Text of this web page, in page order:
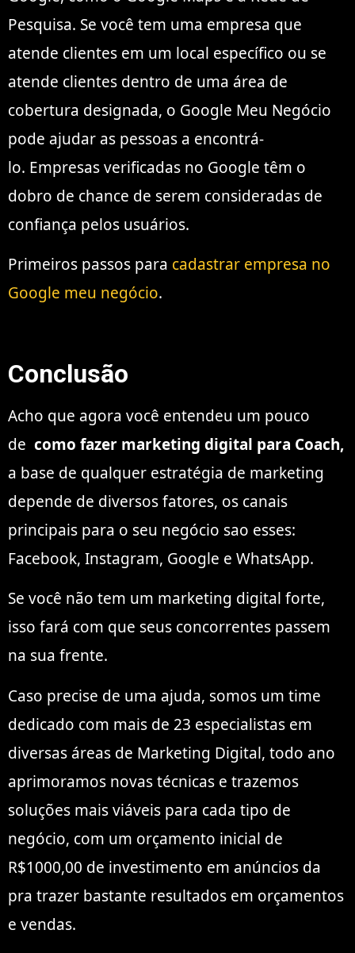
Pesquisa. Se você tem uma empresa que
atende clientes em um local específico ou se
atende clientes dentro de uma área de
cobertura designada, o Google Meu Negócio
pode ajudar as pessoas a encontrá-
lo. Empresas verificadas no Google têm o
dobro de chance de serem consideradas de
confiança pelos usuários.
Primeiros passos para cadastrar empresa no
Google meu negócio.
Conclusão
Acho que agora você entendeu um pouco
de como fazer marketing digital para Coach,
a base de qualquer estratégia de marketing
depende de diversos fatores, os canais
principais para o seu negócio sao esses:
Facebook, Instagram, Google e WhatsApp.
Se você não tem um marketing digital forte,
isso fará com que seus concorrentes passem
na sua frente.
Caso precise de uma ajuda, somos um time
dedicado com mais de 23 especialistas em
diversas áreas de Marketing Digital, todo ano
aprimoramos novas técnicas e trazemos
soluções mais viáveis para cada tipo de
negócio, com um orçamento inicial de
R$1000,00 de investimento em anúncios da
pra trazer bastante resultados em orçamentos
e vendas.